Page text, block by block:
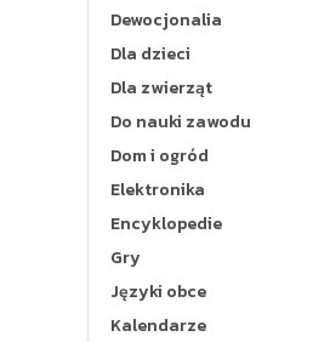
Dewocjonalia
Dla dzieci
Dla zwierząt
Do nauki zawodu
Dom i ogród
Elektronika
Encyklopedie
Gry
Języki obce
Kalendarze